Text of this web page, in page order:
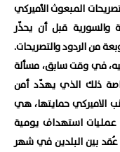
المبعوث الأميركي
والسورية قبل أن يحذّر
من الردود والتصريحات.
في وقت سابق، مسألة
ذلك الذي يهدّد أمن
الاميركي حمايتها، هي
عمليات استهداف يومية
عُقد بين البلدين في شهر